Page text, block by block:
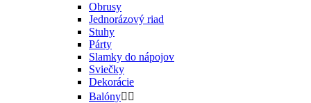
Obrusy
Jednorázový riad
Stuhy
Párty
Slamky do nápojov
Sviečky
Dekorácie
Balóny 